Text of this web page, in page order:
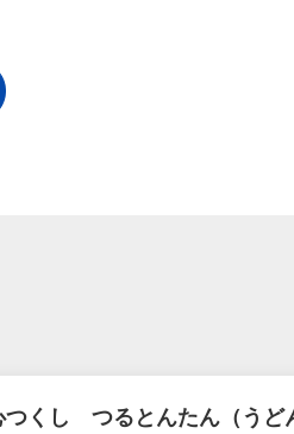
くし つるとんたん（うど